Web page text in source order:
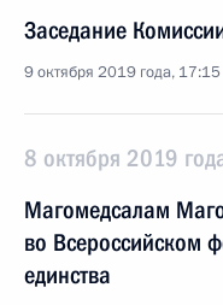
Заседание
9 октября 2019 года, 17:15
8 октября 2019
Магомедсалам
во Всероссийском
единства